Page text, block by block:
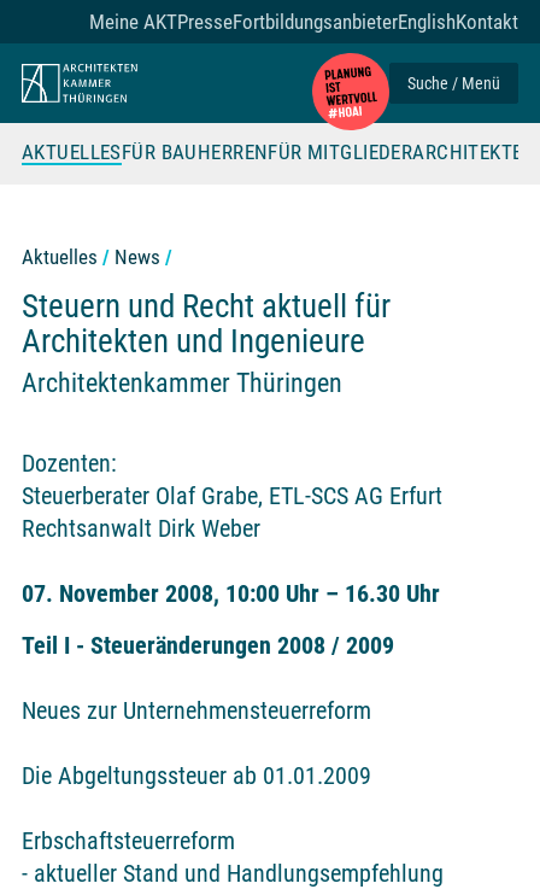
Zum Seiteninhalt
Suche / Menü
AKTUELLESFÜR BAUHERRENFÜR MITGLIEDER
Meine AKTPresseFortbildungsanbieterEnglishKontakt
Aktuelles News
Steuern und Recht aktuell für
Architekten und Ingenieure
Architektenkammer Thüringen
Dozenten:
Steuerberater Olaf Grabe, ETL-SCS AG Erfurt
Rechtsanwalt Dirk Weber
07. November 2008, 10:00 Uhr – 16.30 Uhr
Teil I - Steueränderungen 2008 / 2009
Neues zur Unternehmensteuerreform
Die Abgeltungssteuer ab 01.01.2009
Erbschaftsteuerreform
- aktueller Stand und Handlungsempfehlung